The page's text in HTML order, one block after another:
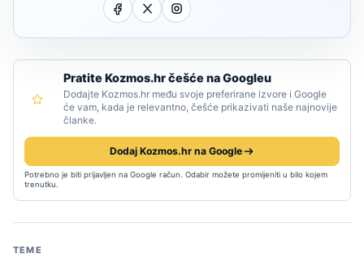
Pratite Kozmos.hr češće na Googleu
Dodajte Kozmos.hr među svoje preferirane izvore i Google
će vam, kada je relevantno, češće prikazivati naše najnovije
članke.
Dodaj Kozmos.hr na Google
Potrebno je biti prijavljen na Google račun. Odabir možete promijeniti u bilo kojem
trenutku.
TEME